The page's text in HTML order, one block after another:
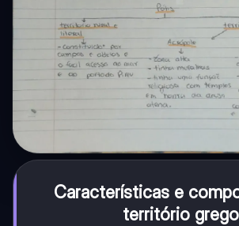
Características e
território grego